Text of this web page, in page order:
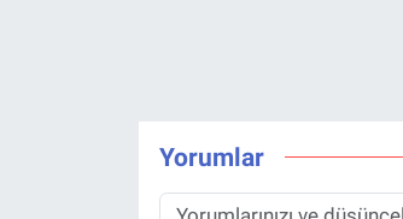
Yorumlar